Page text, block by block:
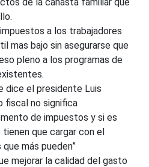
a los trabajadores
mas bajo sin asegurarse que
pleno a los programas de
dice el presidente Luis
fiscal no significa
de impuestos y si es
que cargar con el
más pueden”
mejorar la calidad del gasto